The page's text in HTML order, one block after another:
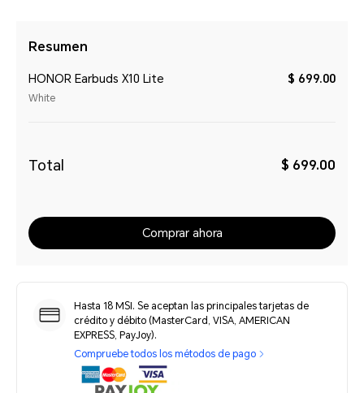
Resumen
HONOR Earbuds X10 Lite
White
$ 699.00
Total $ 699.00
Comprar ahora
Hasta 18 MSI. Se aceptan las principales tarjetas de
crédito y débito (MasterCard, VISA, AMERICAN
EXPRESS, PayJoy).
Compruebe todos los métodos de pago